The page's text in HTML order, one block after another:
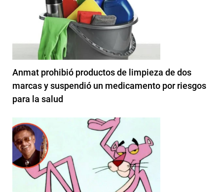
Anmat prohibió productos de limpieza de dos
marcas y suspendió un medicamento por riesgos
para la salud